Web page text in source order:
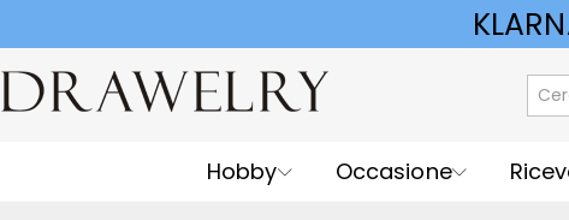
Hobby Occasione